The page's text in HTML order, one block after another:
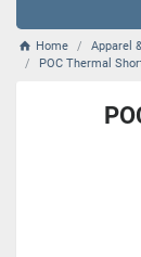
Home Apparel
POC Thermal